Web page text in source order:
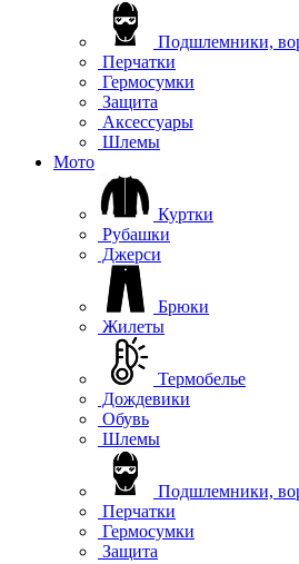
Подшлемники,
Перчатки
Гермосумки
Защита
Аксессуары
Шлемы
Мото
Куртки
Рубашки
Джерси
Брюки
Жилеты
Термобелье
Дождевики
Обувь
Шлемы
Подшлемники,
Перчатки
Гермосумки
Защита